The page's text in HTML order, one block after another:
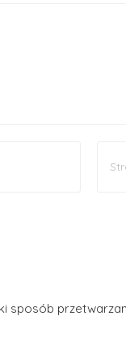
sposób